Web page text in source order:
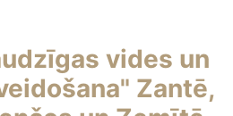
vides un
Zantē,